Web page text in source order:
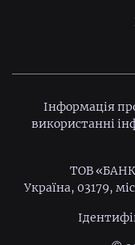
Інформація
використанні
ТОВ
Україна, 03179,